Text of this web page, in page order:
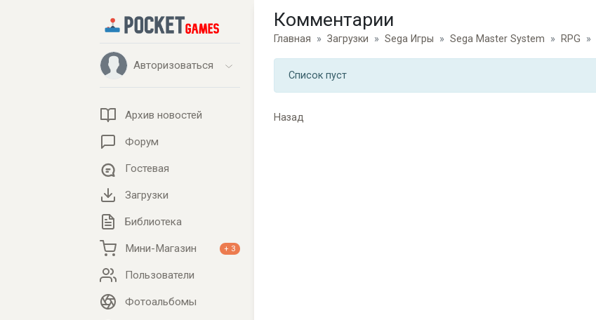
Авторизоваться
Архив новостей
Форум
Гостевая
Загрузки
Библиотека
Мини-Магазин + 3
Пользователи
Фотоальбомы
Комментарии
Главная Загрузки Sega Игры Sega Master System RPG
Список пуст
Назад